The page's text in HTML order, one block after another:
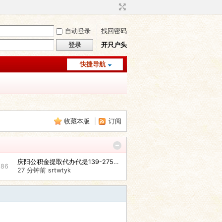
自动登录
找回密码
登录
开只户头
快捷导航
收藏本版 订阅
庆阳公积金提取代办代提139-2755 ...
27 分钟前 srtwtyk